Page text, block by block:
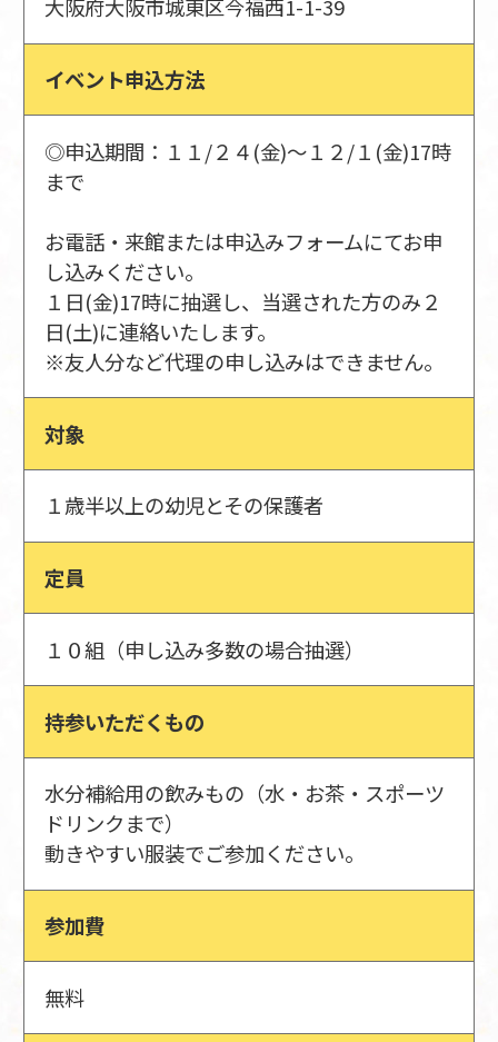
大阪府大阪市城東区今福西1-1-39
イベント申込方法
◎申込期間：１１/２４(金)～１２/１(金)17時
まで
お電話・来館または申込みフォームにてお申
し込みください。
１日(金)17時に抽選し、当選された方のみ２
日(土)に連絡いたします。
※友人分など代理の申し込みはできません。
対象
１歳半以上の幼児とその保護者
定員
１０組（申し込み多数の場合抽選）
持参いただくもの
水分補給用の飲みもの（水・お茶・スポーツ
ドリンクまで）
動きやすい服装でご参加ください。
参加費
無料